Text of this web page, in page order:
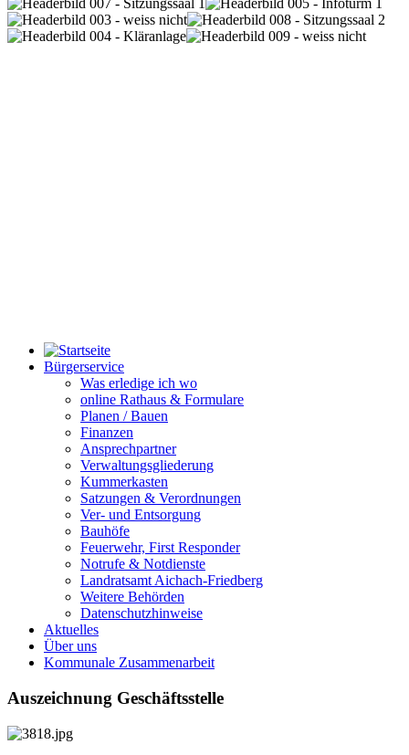
Bürgerservice
Was erledige ich wo
online Rathaus & Formulare
Planen / Bauen
Finanzen
Ansprechpartner
Verwaltungsgliederung
Kummerkasten
Satzungen & Verordnungen
Ver- und Entsorgung
Bauhöfe
Feuerwehr, First Responder
Notrufe & Notdienste
Landratsamt Aichach-Friedberg
Weitere Behörden
Datenschutzhinweise
Aktuelles
Über uns
Kommunale Zusammenarbeit
Auszeichnung Geschäftsstelle